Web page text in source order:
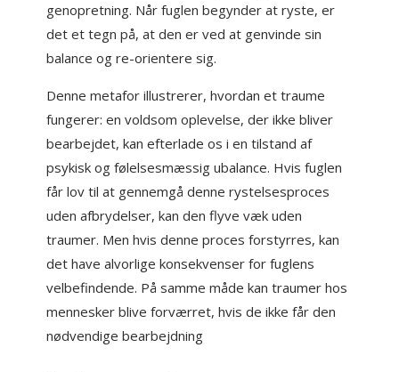
genopretning. Når fuglen begynder at ryste, er
det et tegn på, at den er ved at genvinde sin
balance og re-orientere sig.
Denne metafor illustrerer, hvordan et traume
fungerer: en voldsom oplevelse, der ikke bliver
bearbejdet, kan efterlade os i en tilstand af
psykisk og følelsesmæssig ubalance. Hvis fuglen
får lov til at gennemgå denne rystelsesproces
uden afbrydelser, kan den flyve væk uden
traumer. Men hvis denne proces forstyrres, kan
det have alvorlige konsekvenser for fuglens
velbefindende. På samme måde kan traumer hos
mennesker blive forværret, hvis de ikke får den
nødvendige bearbejdning